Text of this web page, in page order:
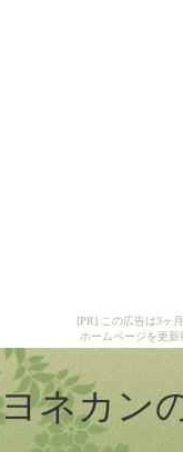
[PR] この広告は3ヶ
ホームページを更
ヨネカン